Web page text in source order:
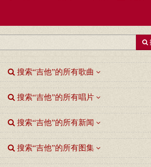
搜索“吉他”的所有歌曲
搜索“吉他”的所有唱片
搜索“吉他”的所有新闻
搜索“吉他”的所有图集